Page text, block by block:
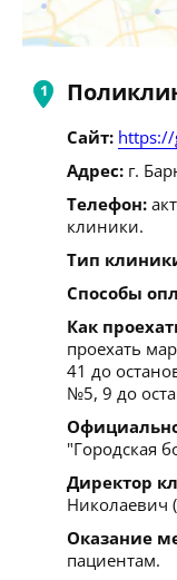
Сайт:
Адрес: г.
Телефон:
клиники.
Тип
Способы
Как
проехать
41 до
№5, 9 до
"Городская
Директор
Николаевич
Оказание
пациентам.